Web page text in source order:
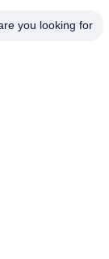
you looking for?